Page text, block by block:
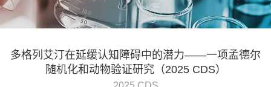
多格列艾汀在延缓认知障碍中的潜力——一项孟德尔
随机化和动物验证研究（2025 CDS）